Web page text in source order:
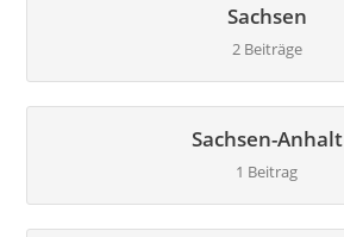
Sachsen
2 Beiträge
Sachsen-Anhalt
1 Beitrag